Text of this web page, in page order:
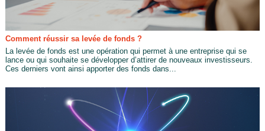
Comment réussir sa levée de fonds ?
La levée de fonds est une opération qui permet à une entreprise qui se
lance ou qui souhaite se développer d’attirer de nouveaux investisseurs.
Ces derniers vont ainsi apporter des fonds dans...